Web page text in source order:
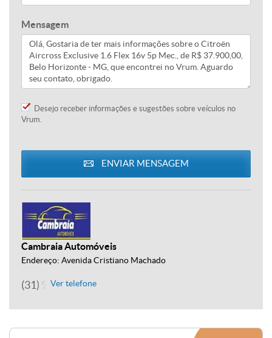
Mensagem
Desejo receber informações e sugestões sobre veículos no
Vrum.
ENVIAR MENSAGEM
Cambraia Automóveis
Endereço: Avenida Cristiano Machado
(31) 98612-5994
Ver telefone